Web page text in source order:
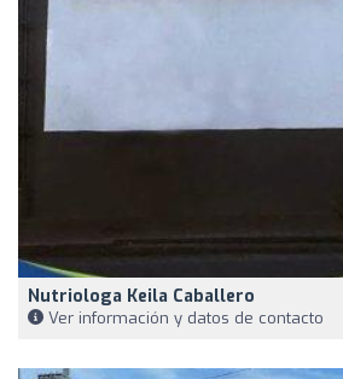
Nutriologa Keila Caballero
Ver información y datos de contacto